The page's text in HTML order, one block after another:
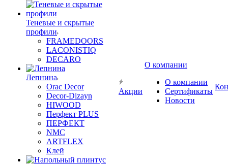
Теневые и скрытые
профили
FRAMEDOORS
LACONISTIQ
DECARO
Лепнина
Orac Decor
Decor-Dizayn
HIWOOD
Перфект PLUS
ПЕРФЕКТ
NMC
ARTFLEX
Клей
Акции
О компании
О компании
Сертификаты
Новости